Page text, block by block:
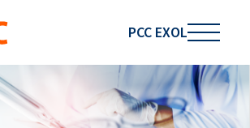
PCC EXOL